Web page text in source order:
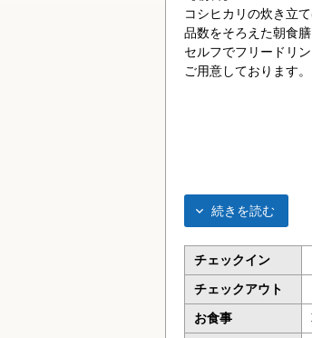
コシヒカリの炊き立
品数をそろえた朝食
セルフでフリードリ
ご用意しております。
続きを読む
チェックイン
チェックアウト
お食事